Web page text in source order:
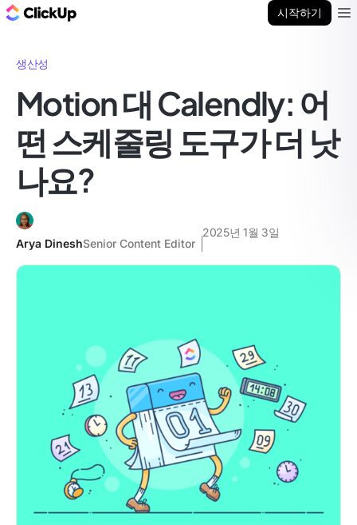
시작하기
생산성
Motion 대 Calendly: 어
떤 스케줄링 도구가 더 낫
나요?
Arya DineshSenior Content Editor
2025년 1월 3일